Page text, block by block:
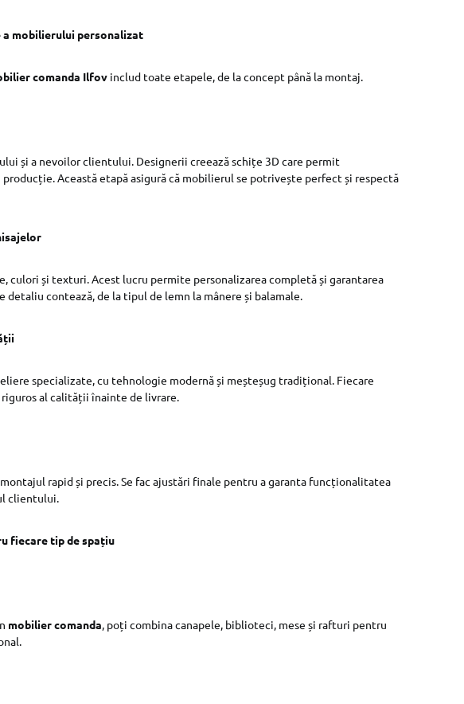
a mobilierului personalizat
comanda Ilfov includ toate etapele, de la concept până la montaj.
și a nevoilor clientului. Designerii creează schițe 3D care permit
Această etapă asigură că mobilierul se potrivește perfect și respectă
culori și texturi. Acest lucru permite personalizarea completă și garantarea
detaliu contează, de la tipul de lemn la mânere și balamale.
specializate, cu tehnologie modernă și meșteșug tradițional. Fiecare
al calității înainte de livrare.
rapid și precis. Se fac ajustări finale pentru a garanta funcționalitatea
clientului.
fiecare tip de spațiu
mobilier comanda, poți combina canapele, biblioteci, mese și rafturi pentru